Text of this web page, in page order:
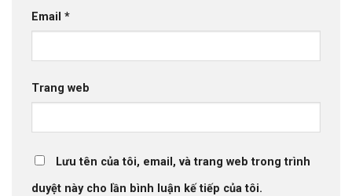
Email *
Trang web
Lưu tên của tôi, email, và trang web trong trình
duyệt này cho lần bình luận kế tiếp của tôi.